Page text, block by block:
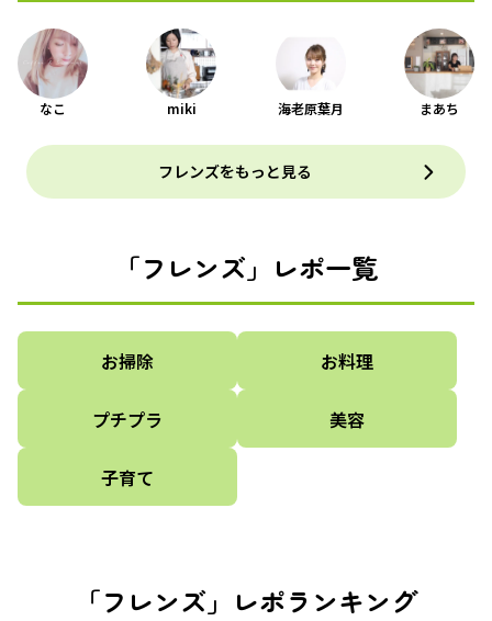
なこ miki 海老原葉月 まあち
フレンズをもっと見る
「フレンズ」レポ一覧
お掃除 お料理
プチプラ 美容
子育て
「フレンズ」レポランキング